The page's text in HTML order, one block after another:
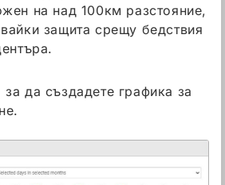
на над 100км разстояние,
защита срещу бедствия
за да създадете графика за